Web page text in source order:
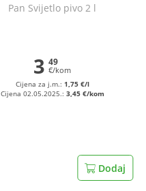
Pan Svijetlo pivo 2 l
3 49
€/kom
Cijena za j.m.: 1,75 €/l
Cijena 02.05.2025.: 3,45 €/kom
Dodaj